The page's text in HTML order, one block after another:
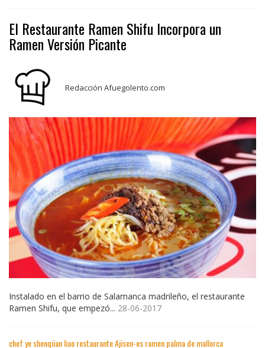
El Restaurante Ramen Shifu Incorpora un
Ramen Versión Picante
Redacción Afuegolento.com
Instalado en el barrio de Salamanca madrileño, el restaurante
Ramen Shifu, que empezó... 28-06-2017
chef ye shenqiian liao restaurante Ajisen-es ramen palma de mallorca